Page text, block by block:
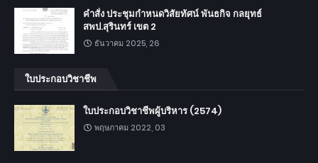
คำสั่ง ประชุมกำหนดวิสัยทัศน์ พันธกิจ กลยุทธ์
สพป.สุรินทร์ เขต 2
ธันวาคม 2025, 26
ใบประกอบวิชาชีพ
ใบประกอบวิชาชีพผู้บริหาร (2574)
พฤษภาคม 2022, 03